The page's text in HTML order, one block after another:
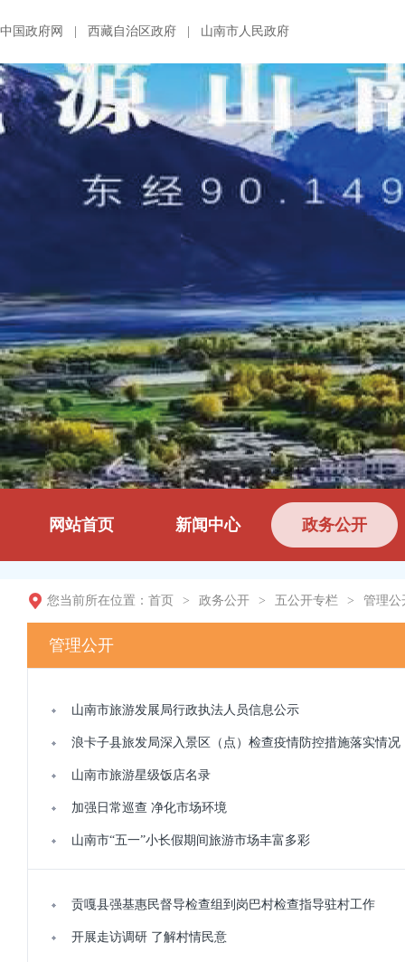
中国政府网 西藏自治区政府 山南市人民政府
网站首页 新闻中心 政务公开
您当前所在位置： 首页 > 政务公开 > 五公开专栏 > 管理公
管理公开
山南市旅游发展局行政执法人员信息公示
浪卡子县旅发局深入景区（点）检查疫情防控措施落实情况
山南市旅游星级饭店名录
加强日常巡查 净化市场环境
山南市“五一”小长假期间旅游市场丰富多彩
贡嘎县强基惠民督导检查组到岗巴村检查指导驻村工作
开展走访调研 了解村情民意